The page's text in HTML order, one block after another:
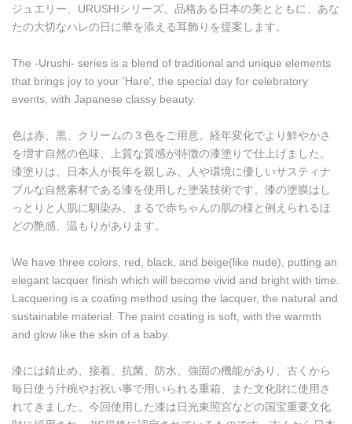
ジュエリー、URUSHIシリーズ。品格ある日本の美とともに、あな
たの大切なハレの日に華を添える耳飾りを提案します。
The -Urushi- series is a blend of traditional and unique elements
that brings joy to your 'Hare', the special day for celebratory
events, with Japanese classy beauty.
色は赤、黒、クリームの３色をご用意。経年変化でより鮮やかさ
を増す自然の色味、上質な質感が特徴の漆塗りで仕上げました。
漆塗りは、日本人が長年を親しみ、人や環境に優しいサスティナ
ブルな自然素材である漆を使用した塗装技術です。漆の塗膜はし
っとりと人肌に馴染み、まるで赤ちゃんの肌の様と例えられるほ
どの艶感、温もりがあります。
We have three colors, red, black, and beige(like nude), putting an
elegant lacquer finish which will become vivid and bright with time.
Lacquering is a coating method using the lacquer, the natural and
sustainable material. The paint coating is soft, with the warmth
and glow like the skin of a baby.
漆には錆止め、接着、抗菌、防水、強固の機能があり、古くから
毎日使う汁椀やお祝い事で用いられる重箱、また文化財に使用さ
れてきました。今回使用した漆は日光東照宮などの国宝重要文化